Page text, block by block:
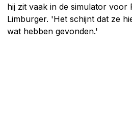
hij zit vaak in de simulator voor
Limburger. 'Het schijnt dat ze
wat hebben gevonden.'